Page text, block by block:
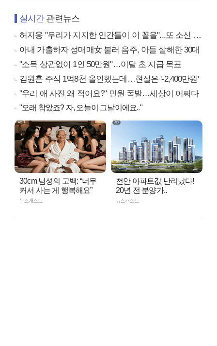
실시간관련뉴스
허지웅 "우리가 지지한 인간들이 이 꼴을"...또 소신 발언
아내 가출하자 성매매女 불러 음주, 아들 살해한 30대
"소득 상관없이 1인 50만원"…이달 초 지급 목표
김원훈 주식 1억8천 올인했는데…현실은 '-2,400만원'
"우리 애 사진 왜 적어요?" 민원 폭발…세상이 어쩌다
"오래 참았죠? 자, 오늘이 그날이에요.."
30cm 남성의 고백: “너무
커서 사는 게 행복해요”
뉴스캐스트
천안 아파트값 난리났다!
20년 전 분양가..
뉴스캐스트